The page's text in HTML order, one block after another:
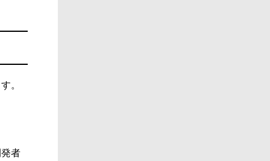
。
者